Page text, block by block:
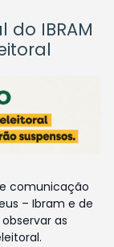
IBRAM
comunicação
– Ibram e de
as